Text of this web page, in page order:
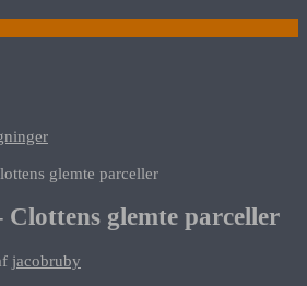
glemte parceller
Clottens glemte parceller
jacobruby